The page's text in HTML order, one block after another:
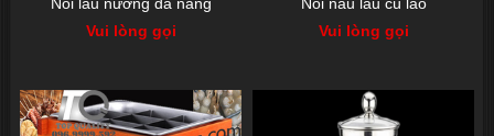
Vui lòng gọi
Vui lòng gọi